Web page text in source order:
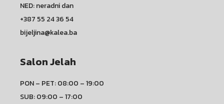
NED: neradni dan
+387 55 24 36 54
bijeljina@kalea.ba
Salon Jelah
PON – PET: 08:00 – 19:00
SUB: 09:00 – 17:00